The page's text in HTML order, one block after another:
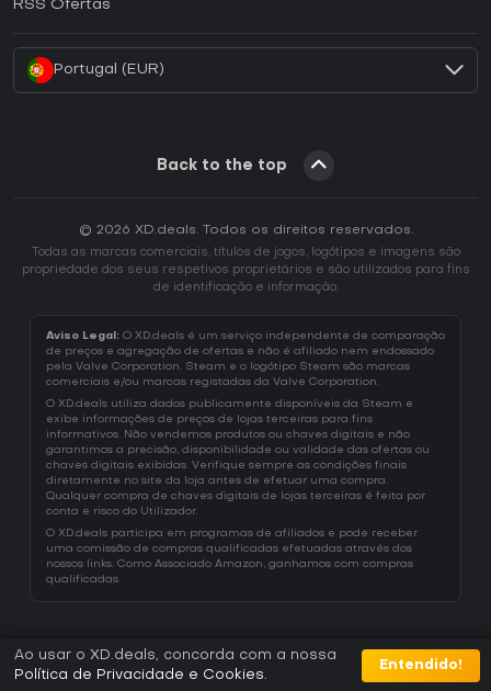
RSS Ofertas
Portugal (EUR)
Back to the top
© 2026 XD.deals. Todos os direitos reservados.
Todas as marcas comerciais, títulos de jogos, logótipos e imagens são
propriedade dos seus respetivos proprietários e são utilizados para fins
de identificação e informação.
Aviso Legal: O XD.deals é um serviço independente de comparação
de preços e agregação de ofertas e não é afiliado nem endossado
pela Valve Corporation. Steam e o logótipo Steam são marcas
comerciais e/ou marcas registadas da Valve Corporation.
O XD.deals utiliza dados publicamente disponíveis da Steam e
exibe informações de preços de lojas terceiras para fins
informativos. Não vendemos produtos ou chaves digitais e não
garantimos a precisão, disponibilidade ou validade das ofertas ou
chaves digitais exibidas. Verifique sempre as condições finais
diretamente no site da loja antes de efetuar uma compra.
Qualquer compra de chaves digitais de lojas terceiras é feita por
conta e risco do Utilizador.
O XD.deals participa em programas de afiliados e pode receber
uma comissão de compras qualificadas efetuadas através dos
nossos links. Como Associado Amazon, ganhamos com compras
qualificadas.
Ao usar o XD.deals, concorda com a nossa
Política de Privacidade e Cookies
Entendido!